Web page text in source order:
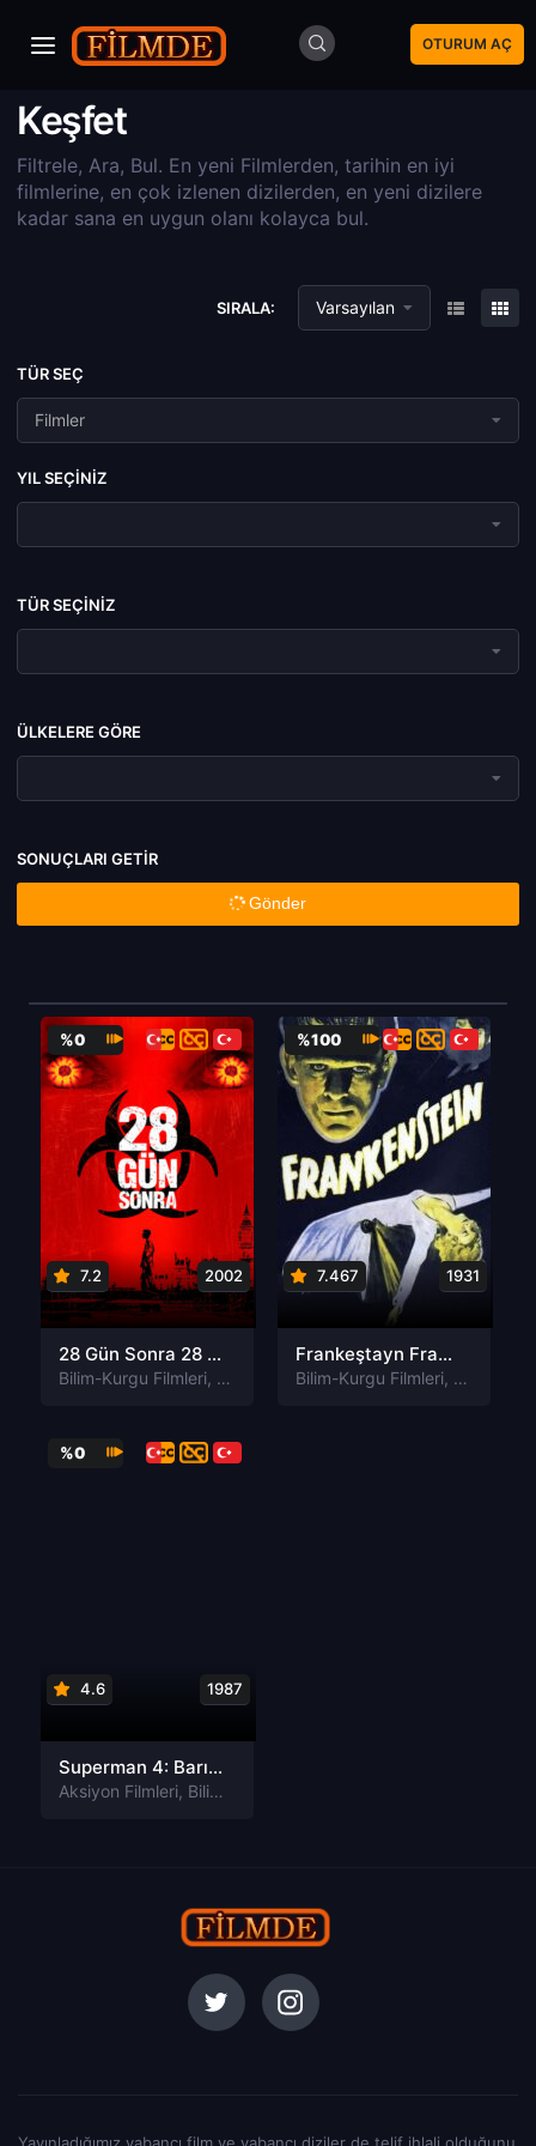
OTURUM AÇ
Keşfet
Filtrele, Ara, Bul. En yeni Filmlerden, tarihin en iyi
filmlerine, en çok izlenen dizilerden, en yeni dizilere
kadar sana en uygun olanı kolayca bul.
SIRALA: Varsayılan
TÜR SEÇ
Filmler
YIL SEÇINIZ
TÜR SEÇINIZ
ÜLKELERE GÖRE
SONUÇLARI GETIR
Gönder
%0
7.2 2002
28 Gün Sonra 28 Days Later Türkçe Dublaj izle
Bilim-Kurgu Filmleri, Gerilim Filmleri,Korku Filmleri
%100
7.467 1931
Frankeştayn Frankenstein Türkçe Dublaj izle
Bilim-Kurgu Filmleri, Dram
%0
4.6 1987
Superman 4: Barış Arayışı Türkçe Dublaj izle
Aksiyon Filmleri, Bilim-Kurgu Filmleri